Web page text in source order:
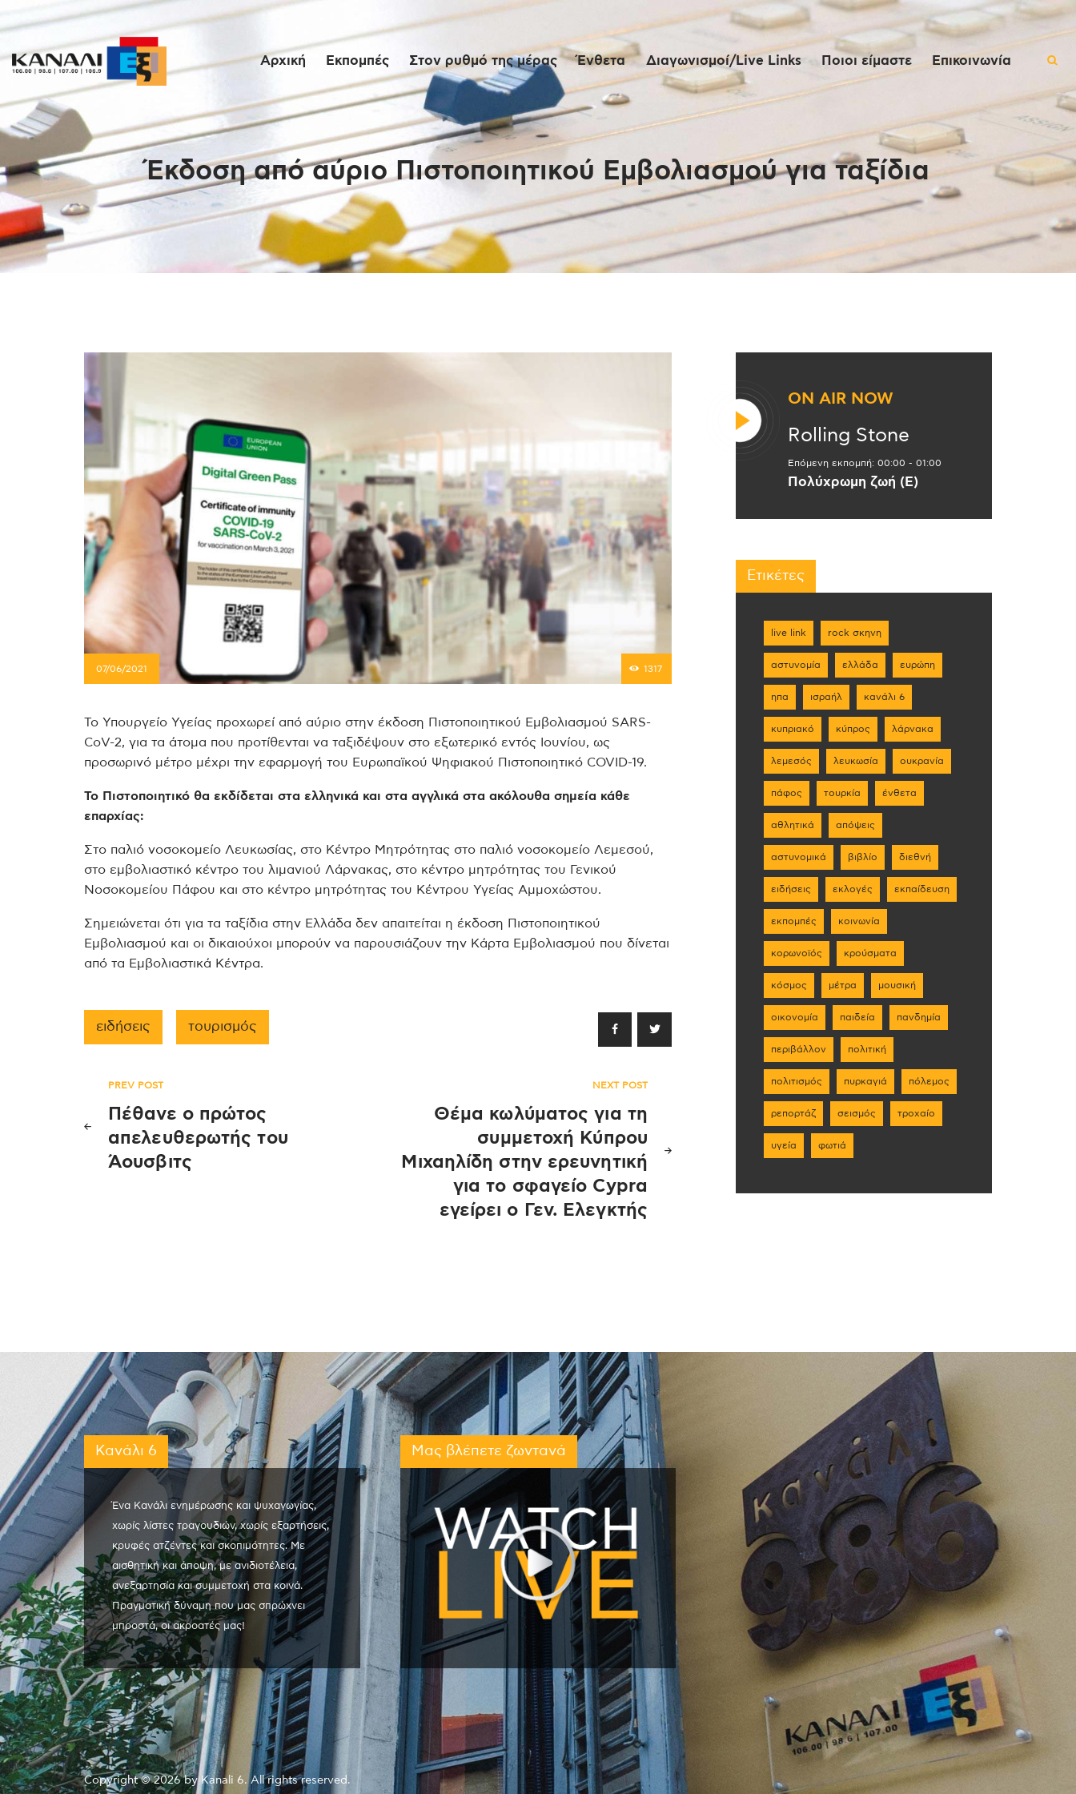
Αρχική Εκπομπές Στον ρυθμό της μέρας Ένθετα Διαγωνισμοί/Live Links Ποιοι είμαστε Επικοινωνία
Έκδοση από αύριο Πιστοποιητικού Εμβολιασμού για ταξίδια
Αρχική
Εκπομπές
Στον ρυθμό της
μέρας
Ένθετα
Διαγωνισμοί/Live
Επικοινωνία
07/06/2021 1317
Το Υπουργείο Υγείας προχωρεί από αύριο στην έκδοση Πιστοποιητικού Εμβολιασμού SARS-
CoV-2, για τα άτομα που προτίθενται να ταξιδέψουν στο εξωτερικό εντός Ιουνίου, ως
προσωρινό μέτρο μέχρι την εφαρμογή του Ευρωπαϊκού Ψηφιακού Πιστοποιητικό COVID-19.
Το Πιστοποιητικό θα εκδίδεται στα ελληνικά και στα αγγλικά στα ακόλουθα σημεία κάθε
επαρχίας:
Στο παλιό νοσοκομείο Λευκωσίας, στο Κέντρο Μητρότητας στο παλιό νοσοκομείο Λεμεσού,
στο εμβολιαστικό κέντρο του λιμανιού Λάρνακας, στο κέντρο μητρότητας του Γενικού
Νοσοκομείου Πάφου και στο κέντρο μητρότητας του Κέντρου Υγείας Αμμοχώστου.
Σημειώνεται ότι για τα ταξίδια στην Ελλάδα δεν απαιτείται η έκδοση Πιστοποιητικού
Εμβολιασμού και οι δικαιούχοι μπορούν να παρουσιάζουν την Κάρτα Εμβολιασμού που δίνεται
από τα Εμβολιαστικά Κέντρα.
ειδήσεις τουρισμός
Πλοήγηση
άρθρων
PREV POST
Πέθανε ο πρώτος
απελευθερωτής του
Άουσβιτς
NEXT POST
Θέμα κωλύματος για τη
συμμετοχή Κύπρου
Μιχαηλίδη στην ερευνητική
για το σφαγείο Cypra
εγείρει ο Γεν. Ελεγκτής
ON AIR NOW
Rolling Stone
Επόμενη εκπομπή: 00:00 - 01:00
Πολύχρωμη ζωή (Ε)
Ετικέτες
live link rock σκηνη
αστυνομία ελλάδα ευρώπη
ηπα ισραήλ κανάλι 6
κυπριακό κύπρος λάρνακα
λεμεσός λευκωσία ουκρανία
πάφος τουρκία ένθετα
αθλητικά απόψεις
αστυνομικά βιβλίο διεθνή
ειδήσεις εκλογές εκπαίδευση
εκπομπές κοινωνία
κορωνοϊός κρούσματα
κόσμος μέτρα μουσική
οικονομία παιδεία πανδημία
περιβάλλον πολιτική
πολιτισμός πυρκαγιά πόλεμος
ρεπορτάζ σεισμός τροχαίο
υγεία φωτιά
Κανάλι 6
Ένα Κανάλι ενημέρωσης και ψυχαγωγίας,
χωρίς λίστες τραγουδιών, χωρίς εξαρτήσεις,
κρυφές ατζέντες και σκοπιμότητες. Με
αισθητική και άποψη, με ανιδιοτέλεια,
ανεξαρτησία και συμμετοχή στα κοινά.
Πραγματική δύναμη που μας σπρώχνει
μπροστά, οι ακροατές μας!
Μας βλέπετε ζωντανά
Copyright © 2026 by Kanali 6. All rights reserved.